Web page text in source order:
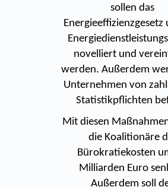
sollen das
Energieeffizienzgesetz
novelliert und
werden. Außerdem
Unternehmen von
Statistikpflichten
Mit diesen
die Koalitionäre
Bürokratiekosten
Milliarden Euro
Außerdem soll